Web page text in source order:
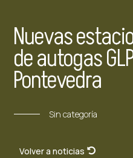
Nuevas
de autogas
Pontevedra
Sin categoría
Volver a noticias